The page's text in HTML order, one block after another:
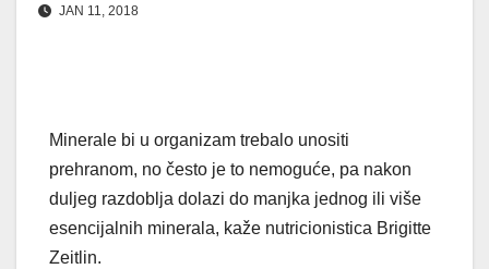
JAN 11, 2018
Minerale bi u organizam trebalo unositi
prehranom, no često je to nemoguće, pa nakon
duljeg razdoblja dolazi do manjka jednog ili više
esencijalnih minerala, kaže nutricionistica Brigitte
Zeitlin.